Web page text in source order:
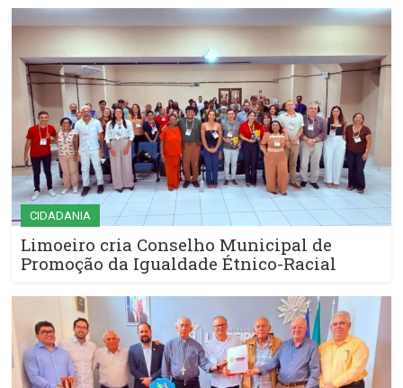
CIDADANIA
Limoeiro cria Conselho Municipal de
Promoção da Igualdade Étnico-Racial